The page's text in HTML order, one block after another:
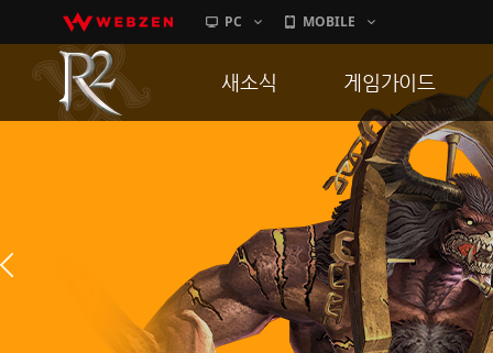
PC MOBILE
새소식
이벤트
히스토리
PC방으로간다
게임가이드
게임 특징
서버가이드
신병훈련소
세부가이드
통합보급센터